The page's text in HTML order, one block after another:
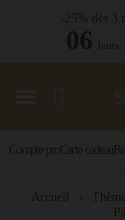
Compte pro Carte cadeau
Accueil